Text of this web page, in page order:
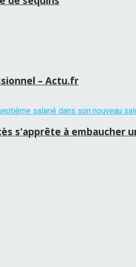
– Actu.fr
s'apprête à embaucher